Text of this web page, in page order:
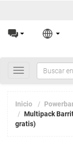
Toggle
navigation
Inicio
Multipack
gratis)